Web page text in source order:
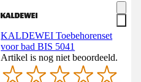
KALDEWEI Toebehorenset
voor bad BIS 5041
Artikel is nog niet beoordeeld.